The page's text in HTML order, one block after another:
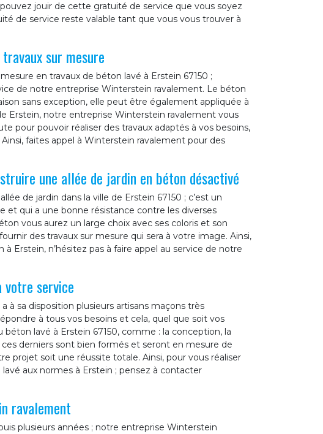
jouir de cette gratuité de service que vous soyez
de service reste valable tant que vous vous trouver à
sur mesure
en travaux de béton lavé à Erstein 67150 ;
de notre entreprise Winterstein ravalement. Le béton
sans exception, elle peut être également appliquée à
Erstein, notre entreprise Winterstein ravalement vous
pour pouvoir réaliser des travaux adaptés à vos besoins,
faites appel à Winterstein ravalement pour des
une allée de jardin en béton désactivé
de jardin dans la ville de Erstein 67150 ; c’est un
et qui a une bonne résistance contre les diverses
vous aurez un large choix avec ses coloris et son
des travaux sur mesure qui sera à votre image. Ainsi,
Erstein, n’hésitez pas à faire appel au service de notre
votre service
à sa disposition plusieurs artisans maçons très
à tous vos besoins et cela, quel que soit vos
lavé à Erstein 67150, comme : la conception, la
derniers sont bien formés et seront en mesure de
projet soit une réussite totale. Ainsi, pour vous réaliser
aux normes à Erstein ; pensez à contacter
ravalement
plusieurs années ; notre entreprise Winterstein